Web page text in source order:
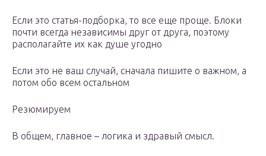
Если это статья-подборка, то все еще проще. Блоки
почти всегда независимы друг от друга, поэтому
располагайте их как душе угодно
Если это не ваш случай, сначала пишите о важном, а
потом обо всем остальном
Резюмируем
В общем, главное – логика и здравый смысл.